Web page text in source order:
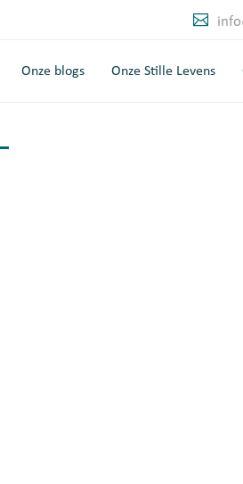
Onze blogs Onze Stille Levens